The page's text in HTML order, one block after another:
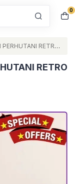
0
RETRO